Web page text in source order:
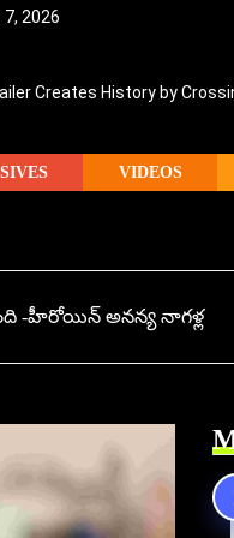
2026
Creates History by
VIDEOS
-హీరోయిన్ అనన్య నాగళ్ల